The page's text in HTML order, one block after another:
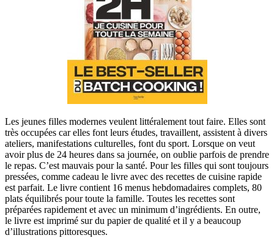
Les jeunes filles modernes veulent littéralement tout faire. Elles sont
très occupées car elles font leurs études, travaillent, assistent à divers
ateliers, manifestations culturelles, font du sport. Lorsque on veut
avoir plus de 24 heures dans sa journée, on oublie parfois de prendre
le repas. C’est mauvais pour la santé. Pour les filles qui sont toujours
pressées, comme cadeau le livre avec des recettes de cuisine rapide
est parfait. Le livre contient 16 menus hebdomadaires complets, 80
plats équilibrés pour toute la famille. Toutes les recettes sont
préparées rapidement et avec un minimum d’ingrédients. En outre,
le livre est imprimé sur du papier de qualité et il y a beaucoup
d’illustrations pittoresques.